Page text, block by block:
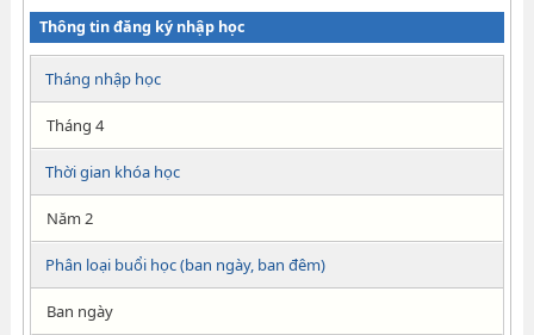
Thông tin đăng ký nhập học
Tháng nhập học
Tháng 4
Thời gian khóa học
Năm 2
Phân loại buổi học (ban ngày, ban đêm)
Ban ngày